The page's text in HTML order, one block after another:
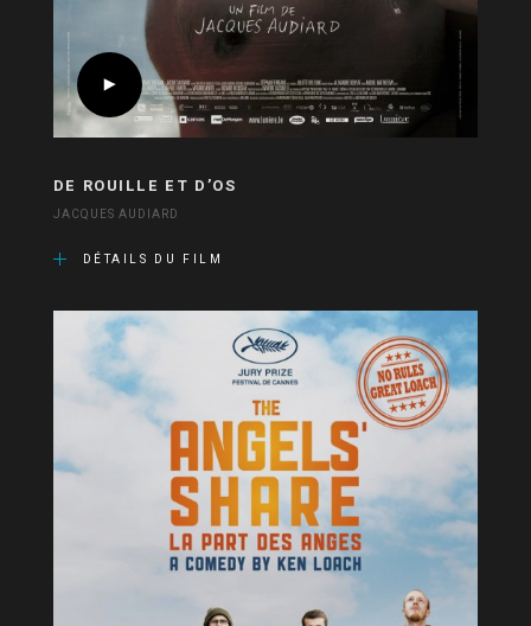
DE ROUILLE ET D’OS
JACQUES AUDIARD
DÉTAILS DU FILM